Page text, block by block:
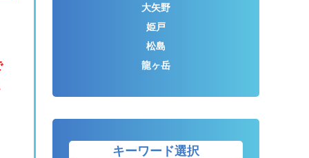
大矢野
姫戸
松島
龍ヶ岳
キーワード選択